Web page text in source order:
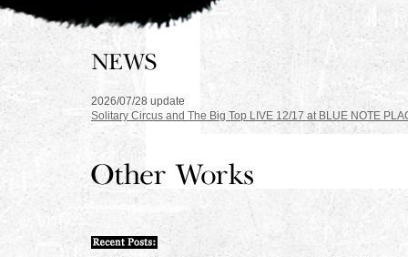
2026/07/28 update
Solitary Circus and The Big Top LIVE 12/17 at BLUE NOTE